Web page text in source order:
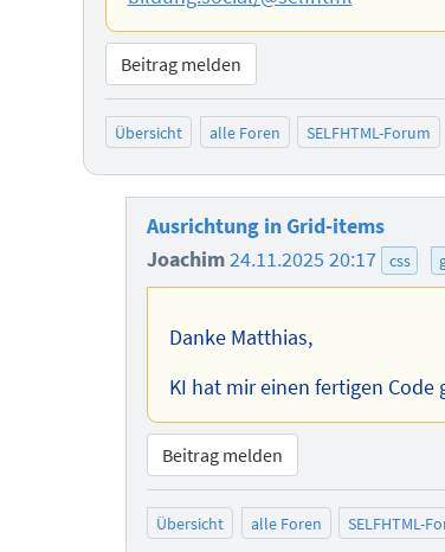
Beitrag melden
Übersicht alle Foren SELFHTML-Forum
Ausrichtung in Grid-items
Joachim24.11.2025 20:17 css
Danke Matthias,
KI hat mir einen fertigen Code
Beitrag melden
Übersicht alle Foren SELFHTML-